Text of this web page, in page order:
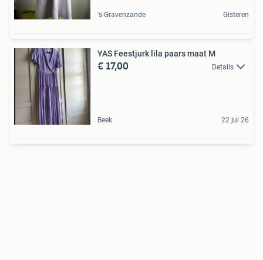
's-Gravenzande Gisteren
YAS Feestjurk lila paars maat M
€ 17,00 Details
Beek 22 jul 26